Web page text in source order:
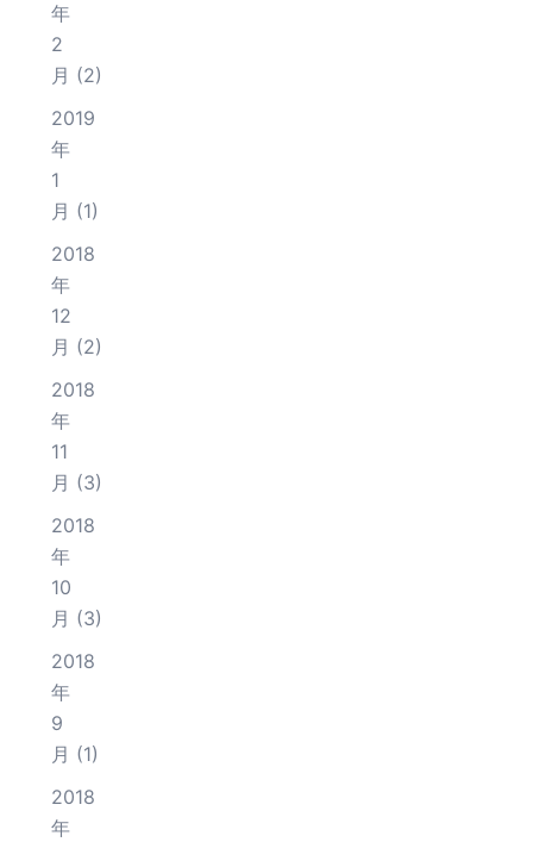
年
2
月 (2)
2019
年
1
月 (1)
2018
年
12
月 (2)
2018
年
11
月 (3)
2018
年
10
月 (3)
2018
年
9
月 (1)
2018
年